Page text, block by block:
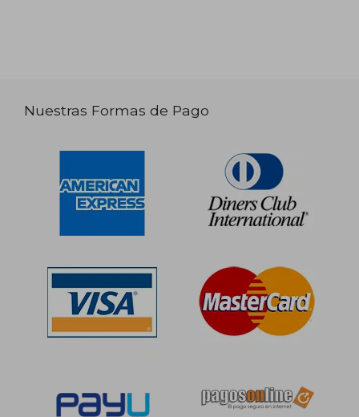
Nuestras Formas de Pago